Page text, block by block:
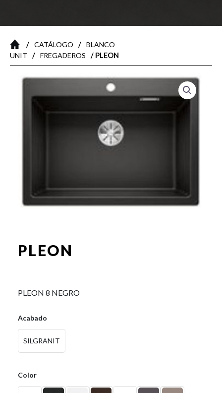
/ CATÁLOGO / BLANCO
UNIT
/ FREGADEROS / PLEON
PLEON
PLEON 8 NEGRO
Acabado
SILGRANIT
Color